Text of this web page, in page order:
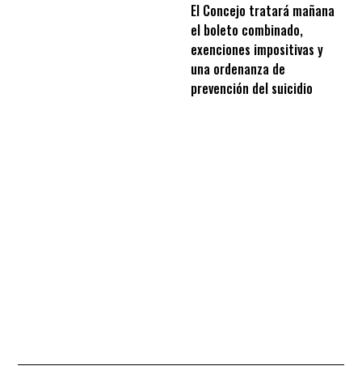
El Concejo tratará mañana
el boleto combinado,
exenciones impositivas y
una ordenanza de
prevención del suicidio